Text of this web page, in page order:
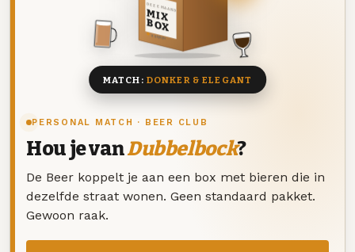
PERSONAL MATCH · BEER CLUB
Hou je vanDubbelbock?
De Beer koppelt je aan een box met bieren die in
dezelfde straat wonen. Geen standaard pakket.
Gewoon raak.
DEZE MAAND
MIX
BOX
8 BIEREN
MATCH: DONKER & ELEGANT